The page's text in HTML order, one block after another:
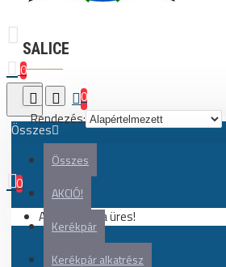
0
Összes
Összes
AKCIÓ!
Kerékpár
Kerékpár alkatrész
0
Az Ön kosara üres!
SALICE
0
Rendezés: